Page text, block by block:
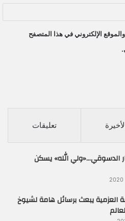
الإلكتروني في هذا المتصفح
تعليقات
الدسوقي…«ولي الله» يسكن
العزمية يبعث برسائل هامة لشيوخ